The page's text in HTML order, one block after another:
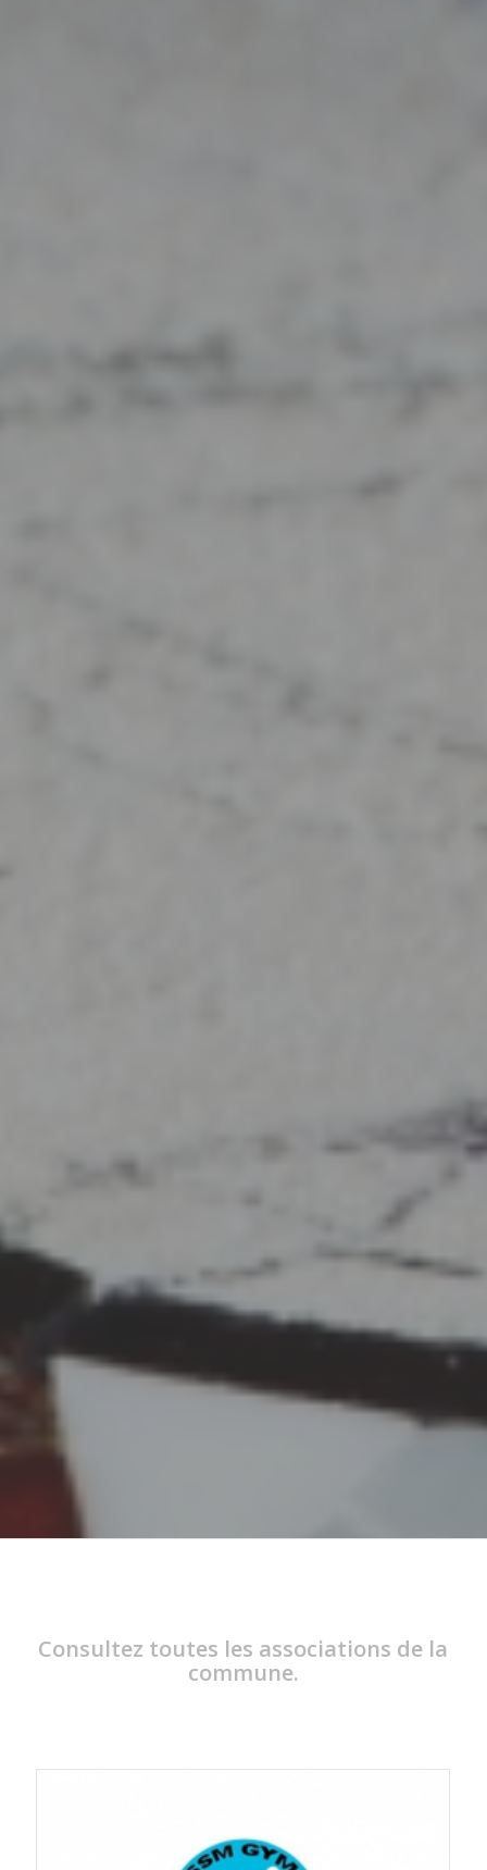
Consultez toutes les associations de la
commune.